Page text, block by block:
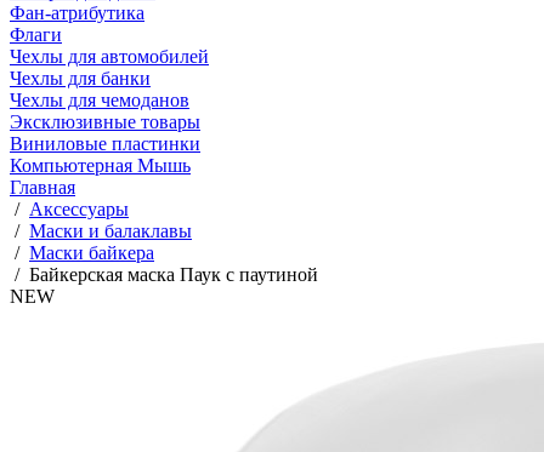
Фан-атрибутика
Флаги
Чехлы для автомобилей
Чехлы для банки
Чехлы для чемоданов
Эксклюзивные товары
Виниловые пластинки
Компьютерная Мышь
Главная
/ Аксессуары
/ Маски и балаклавы
/ Маски байкера
/ Байкерская маска Паук с паутиной
NEW